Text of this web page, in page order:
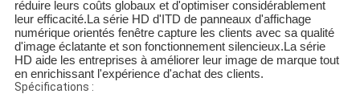
réduire leurs coûts globaux et d'optimiser considérablement
leur efficacité.La série HD d'ITD de panneaux d'affichage
numérique orientés fenêtre capture les clients avec sa qualité
d'image éclatante et son fonctionnement silencieux.La série
HD aide les entreprises à améliorer leur image de marque tout
en enrichissant l'expérience d'achat des clients.
Spécifications :